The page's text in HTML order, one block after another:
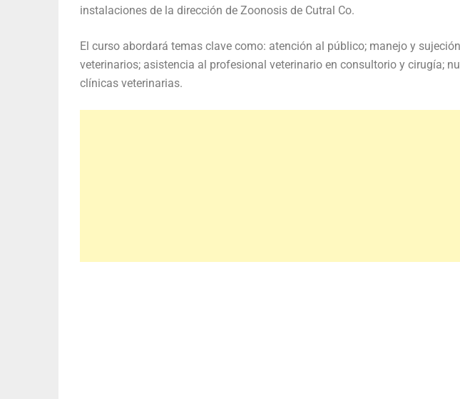
instalaciones de la dirección de Zoonosis de Cutral Co.
El curso abordará temas clave como: atención al público; manejo y
veterinarios; asistencia al profesional veterinario en consultorio y cirugía;
clínicas veterinarias.